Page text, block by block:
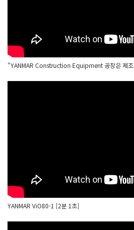
"YANMAR Construction Equipment 공장은 제
YANMAR ViO80-1 [2분 1초]